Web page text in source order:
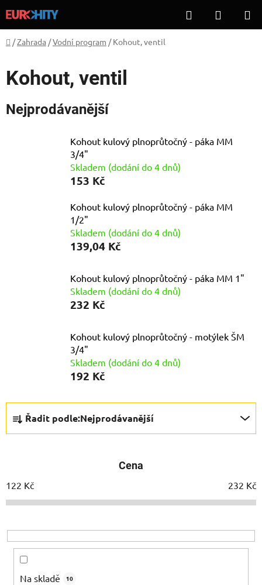
na
obsah
Hledat
KOŠÍK
Domů
/Zahrada /Vodní program / Kohout, ventil
Kohout, ventil
Nejprodávanější
Kohout kulový plnoprůtočný - páka MM
3/4"
Skladem (dodání do 4 dnů)
153 Kč
Kohout kulový plnoprůtočný - páka MM
1/2"
Skladem (dodání do 4 dnů)
139,04 Kč
Kohout kulový plnoprůtočný - páka MM 1"
Skladem (dodání do 4 dnů)
232 Kč
Kohout kulový plnoprůtočný - motýlek ŠM
3/4"
Skladem (dodání do 4 dnů)
192 Kč
í
p
o
d
Řadit podle:Nejprodávanější
Cena
122 Kč 232 Kč
Na skladě 10